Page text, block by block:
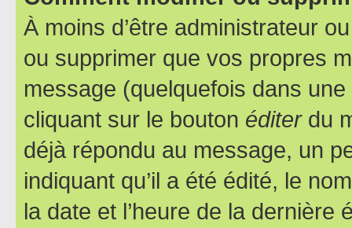
À moins d’être administrateur
ou supprimer que vos propres
message (quelquefois dans
cliquant sur le bouton éditerdu
déjà répondu au message, un
indiquant qu’il a été édité, le
la date et l’heure de la dernière